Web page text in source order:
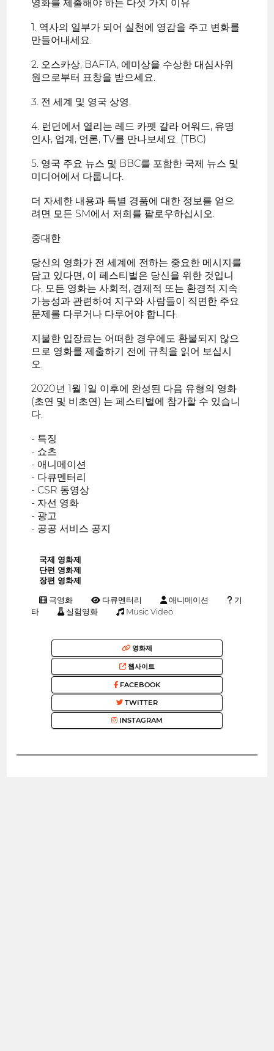
영화를 제출해야 하는 다섯 가지 이유
1. 역사의 일부가 되어 실천에 영감을 주고 변화를
만들어내세요.
2. 오스카상, BAFTA, 에미상을 수상한 대심사위
원으로부터 표창을 받으세요.
3. 전 세계 및 영국 상영.
4. 런던에서 열리는 레드 카펫 갈라 어워드, 유명
인사, 업계, 언론, TV를 만나보세요. (TBC)
5. 영국 주요 뉴스 및 BBC를 포함한 국제 뉴스 및
미디어에서 다룹니다.
더 자세한 내용과 특별 경품에 대한 정보를 얻으
려면 모든 SM에서 저희를 팔로우하십시오.
중대한
당신의 영화가 전 세계에 전하는 중요한 메시지를
담고 있다면, 이 페스티벌은 당신을 위한 것입니
다. 모든 영화는 사회적, 경제적 또는 환경적 지속
가능성과 관련하여 지구와 사람들이 직면한 주요
문제를 다루거나 다루어야 합니다.
지불한 입장료는 어떠한 경우에도 환불되지 않으
므로 영화를 제출하기 전에 규칙을 읽어 보십시
오.
2020년 1월 1일 이후에 완성된 다음 유형의 영화
(초연 및 비초연) 는 페스티벌에 참가할 수 있습니
다.
- 특징
- 쇼츠
- 애니메이션
- 다큐멘터리
- CSR 동영상
- 자선 영화
- 광고
- 공공 서비스 공지
국제 영화제
단편 영화제
장편 영화제
극영화 다큐멘터리 애니메이션
기
타
실험영화 Music Video
영화제
웹사이트
FACEBOOK
TWITTER
INSTAGRAM